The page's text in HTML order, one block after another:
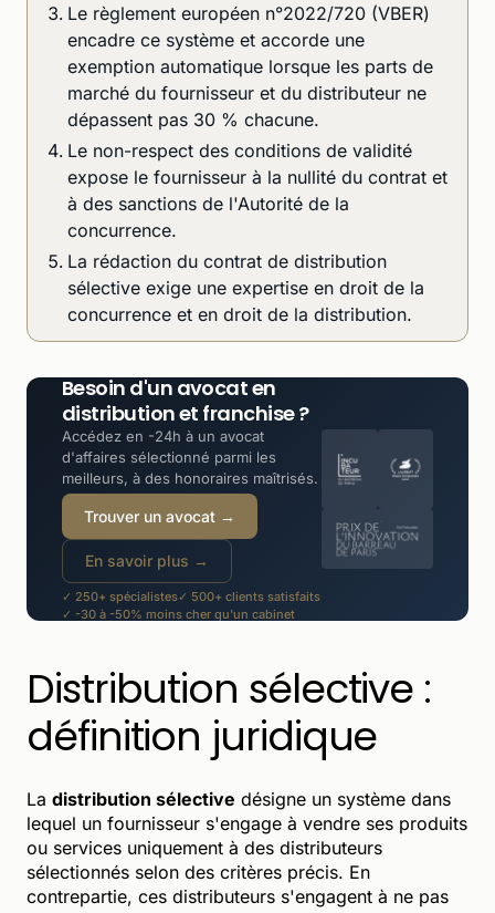
Le règlement européen n°2022/720 (VBER)
encadre ce système et accorde une
exemption automatique lorsque les parts de
marché du fournisseur et du distributeur ne
dépassent pas 30 % chacune.
Le non-respect des conditions de validité
expose le fournisseur à la nullité du contrat et
à des sanctions de l'Autorité de la
concurrence.
La rédaction du contrat de distribution
sélective exige une expertise en droit de la
concurrence et en droit de la distribution.
Besoin d'un avocat en
distribution et franchise ?
Accédez en -24h à un avocat
d'affaires sélectionné parmi les
meilleurs, à des honoraires maîtrisés.
Trouver un avocat →
En savoir plus →
✓ 250+ spécialistes✓ 500+ clients satisfaits
✓ -30 à -50% moins cher qu'un cabinet
Distribution sélective :
définition juridique
La distribution sélective désigne un système dans
lequel un fournisseur s'engage à vendre ses produits
ou services uniquement à des distributeurs
sélectionnés selon des critères précis. En
contrepartie, ces distributeurs s'engagent à ne pas